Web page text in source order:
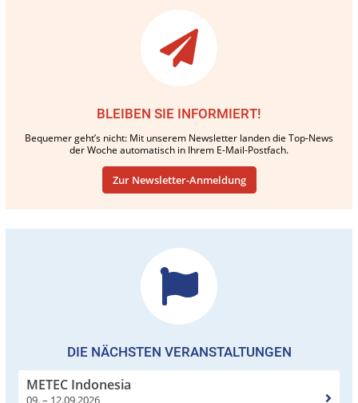
BLEIBEN SIE INFORMIERT!
Bequemer geht’s nicht: Mit unserem Newsletter landen die Top-News
der Woche automatisch in Ihrem E-Mail-Postfach.
Zur Newsletter-Anmeldung
DIE NÄCHSTEN VERANSTALTUNGEN
METEC Indonesia
09. – 12.09.2026